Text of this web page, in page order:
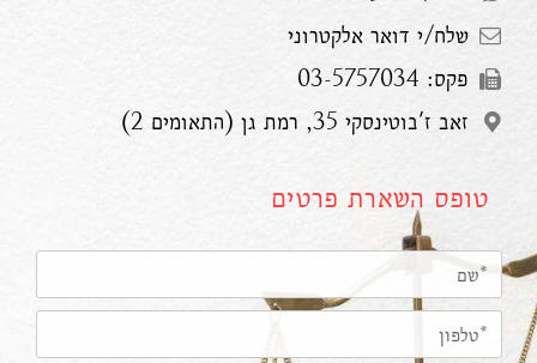
שלח/י דואר אלקטרוני
פקס: 03-5757034
זאב ז'בוטינסקי 35, רמת גן (התאומים 2)
טופס השארת פרטים